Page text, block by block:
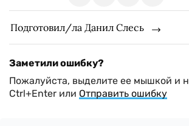
Подготовил/ла Данил Слесь
Заметили ошибку?
Пожалуйста, выделите ее мышкой и
Ctrl+Enter или Отправить ошибку